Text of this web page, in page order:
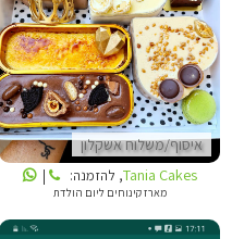
איסוף/משלוח אשקלון
TANIA CAKES
Tania Cakes, להזמנה: |
מארז קינוחים ליום הולדת